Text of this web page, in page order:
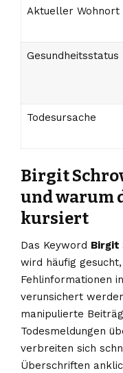
Aktueller Wohnort
Gesundheitsstatus
Todesursache
Birgit
und warum
kursiert
Das Keyword Birgit
wird häufig
Fehlinformationen
verunsichert
manipulierte
Todesmeldungen
verbreiten sich
Überschriften